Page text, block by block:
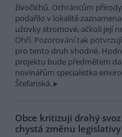
živočichů. Ochráncům
podařilo v lokalitě
užovky stromové, ačkoli její
Ohří. Pozorování tak
pro tento druh vhodné.
projektu bude předmětem
novinářům specialistka
Štefanská.
Obce kritizují drahý
chystá změnu legislativy